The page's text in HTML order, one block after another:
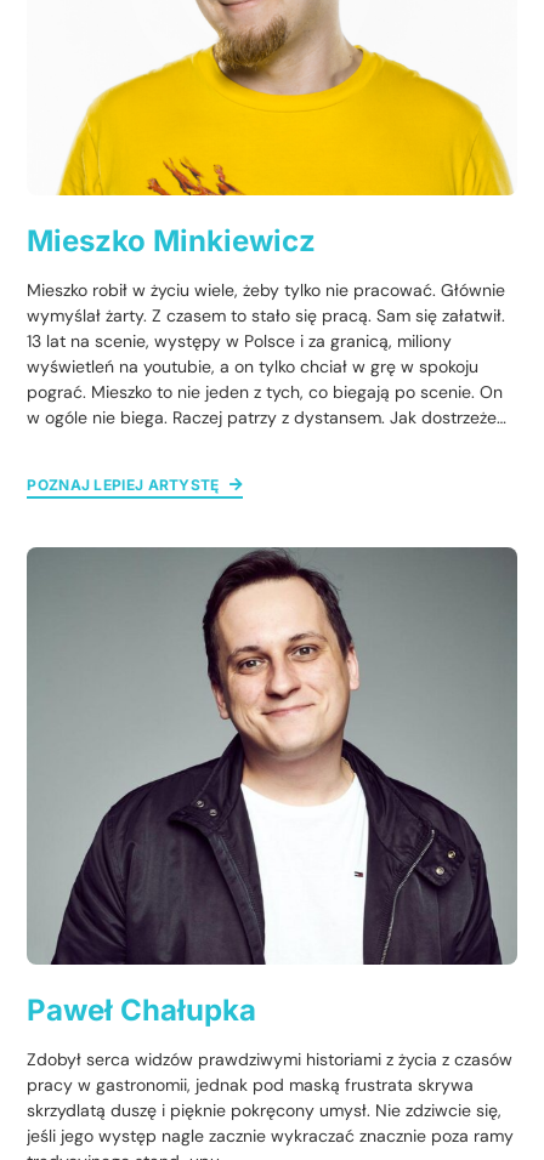
Mieszko Minkiewicz
Mieszko robił w życiu wiele, żeby tylko nie pracować. Głównie
wymyślał żarty. Z czasem to stało się pracą. Sam się załatwił.
13 lat na scenie, występy w Polsce i za granicą, miliony
wyświetleń na youtubie, a on tylko chciał w grę w spokoju
pograć. Mieszko to nie jeden z tych, co biegają po scenie. On
w ogóle nie biega. Raczej patrzy z dystansem. Jak dostrzeże
codzienności. Znajdziecie i jakiś bardziej zaangażowany tekst
kogoś poruszyć, samemu jak najmniej się ruszając. O, taki
właśnie. Ale poza tym głównie beka.
POZNAJ LEPIEJ ARTYSTĘ
Paweł Chałupka
Zdobył serca widzów prawdziwymi historiami z życia z czasów
pracy w gastronomii, jednak pod maską frustrata skrywa
skrzydlatą duszę i pięknie pokręcony umysł. Nie zdziwcie się,
jeśli jego występ nagle zacznie wykraczać znacznie poza ramy